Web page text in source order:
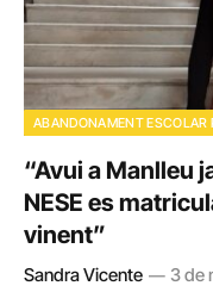
ABANDONAMENT ESCOLAR
“Avui a Manlleu
NESE es
vinent”
Sandra Vicente 3 de